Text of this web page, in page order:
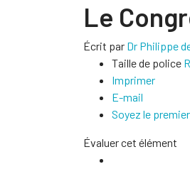
Le
Écrit par Dr Philippe
Taille de police
Imprimer
E-mail
Soyez le
Évaluer cet élément